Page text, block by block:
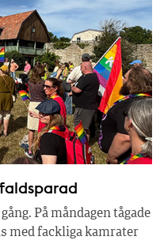
På måndagen tågade
med fackliga kamrater